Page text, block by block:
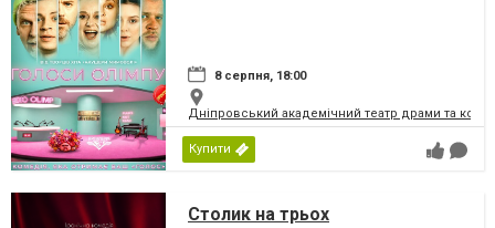
8 серпня, 18:00
Дніпровський академічний театр драми та
Купити
Столик на трьох